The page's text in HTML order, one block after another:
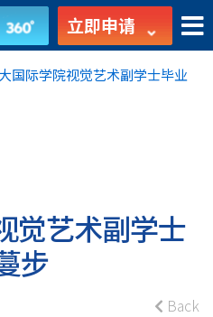
立即申请
国际学院视觉艺术副学士毕业
觉艺术副学士
步
Back